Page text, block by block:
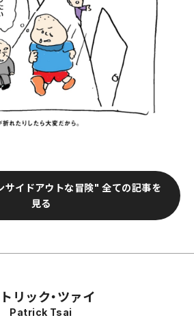
サイドアウトな冒険" 全ての記事を
見る
リック・ツァイ
Patrick Tsai